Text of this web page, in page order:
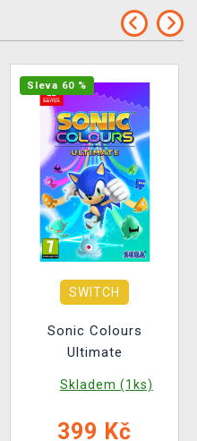
Sleva 60 %
SWITCH
Sonic Colours
Ultimate
Skladem (1ks)
399 Kč